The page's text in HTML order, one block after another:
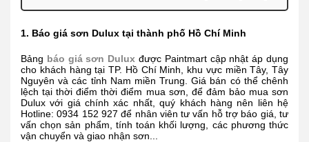
1. Báo giá sơn Dulux tại thành phố Hồ Chí Minh
Bảng báo giá sơn Dulux được Paintmart cập nhật áp dụng
cho khách hàng tại TP. Hồ Chí Minh, khu vực miền Tây, Tây
Nguyên và các tỉnh Nam miền Trung. Giá bán có thể chênh
lệch tại thời điểm thời điểm mua sơn, để đảm bảo mua sơn
Dulux với giá chính xác nhất, quý khách hàng nên liên hệ
Hotline: 0934 152 927 để nhân viên tư vấn hỗ trợ báo giá, tư
vấn chọn sản phẩm, tính toán khối lượng, các phương thức
vận chuyển và giao nhận sơn...